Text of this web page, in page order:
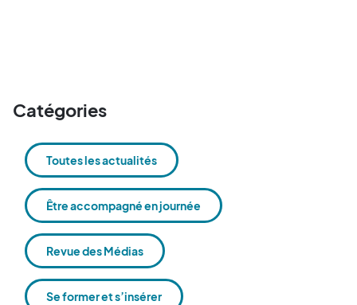
Catégories
Toutes les actualités
Être accompagné en journée
Revue des Médias
Se former et s’insérer